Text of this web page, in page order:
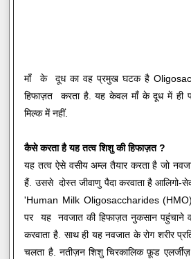
माँ के दूध का वह प्रमुख घटक है
हिफाज़त करता है. यह केवल माँ के दूध में ही
मिल्क में नहीं.
कैसे करता है यह तत्व शिशु की हिफाज़त ?
यह तत्व ऐसे वसीय अम्ल तैयार करता है जो
हैं. उससे दोस्‍त जीवाणु पैदा करवाता है आलिगो-
'Human Milk Oligosaccharides
पर यह नवजात की हिफाज़त नुकसान पहुंचाने
करवाता है. साथ ही यह नवजात के रोग शरीर
चलता है. नतीज़न शिशु चिरकालिक फ़ूड एलर्जीज़